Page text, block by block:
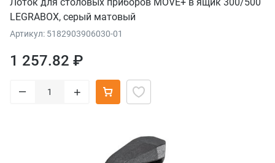
LEGRABOX, серый матовый
Артикул: 5182903906030-01
1 257.82 ₽
– +